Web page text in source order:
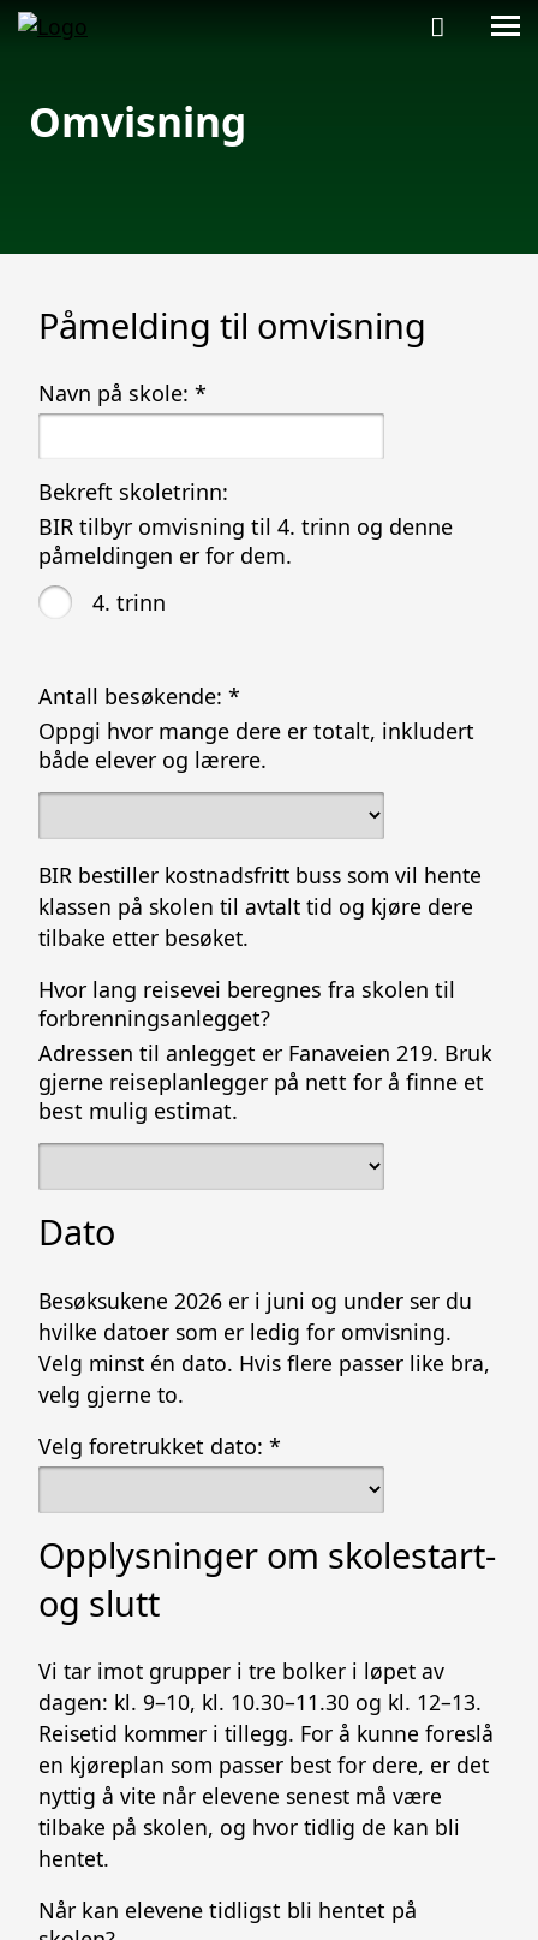
Omvisning
Påmelding til omvisning
Navn på skole: *
Bekreft skoletrinn:
BIR tilbyr omvisning til 4. trinn og denne
påmeldingen er for dem.
4. trinn
Antall besøkende: *
Oppgi hvor mange dere er totalt, inkludert
både elever og lærere.
BIR bestiller kostnadsfritt buss som vil hente
klassen på skolen til avtalt tid og kjøre dere
tilbake etter besøket.
Hvor lang reisevei beregnes fra skolen til
forbrenningsanlegget?
Adressen til anlegget er Fanaveien 219. Bruk
gjerne reiseplanlegger på nett for å finne et
best mulig estimat.
Dato
Besøksukene 2026 er i juni og under ser du
hvilke datoer som er ledig for omvisning.
Velg minst én dato. Hvis flere passer like bra,
velg gjerne to.
Velg foretrukket dato: *
Opplysninger om skolestart-
og slutt
Vi tar imot grupper i tre bolker i løpet av
dagen: kl. 9–10, kl. 10.30–11.30 og kl. 12–13.
Reisetid kommer i tillegg. For å kunne foreslå
en kjøreplan som passer best for dere, er det
nyttig å vite når elevene senest må være
tilbake på skolen, og hvor tidlig de kan bli
hentet.
Når kan elevene tidligst bli hentet på